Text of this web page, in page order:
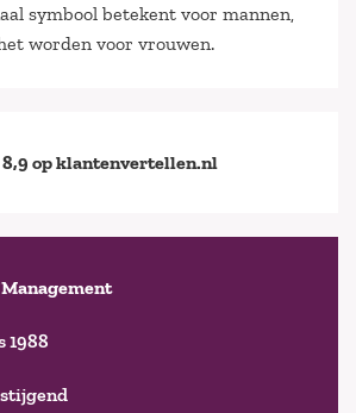
symbool betekent voor mannen,
worden voor vrouwen.
8,9 op klantenvertellen.nl
Management
1988